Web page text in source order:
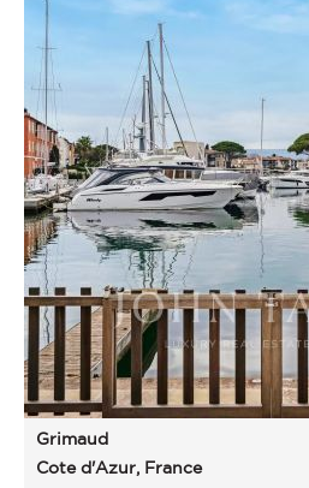
Grimaud
Cote d'Azur, France